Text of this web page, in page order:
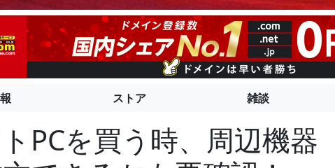
ストア 雑談
PCを買う時、周辺機器